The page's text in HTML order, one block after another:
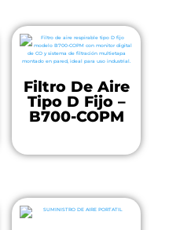
Filtro De Aire
Tipo D Fijo –
B700-COPM